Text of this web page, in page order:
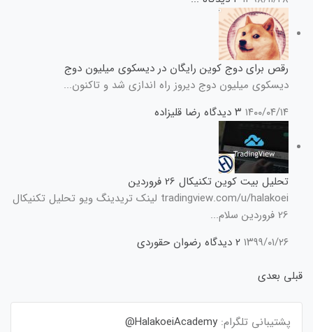
رقص برای دوج کوین رایگان در دیسکوی میلیون دوج
دیسکوی میلیون دوج دیروز راه اندازی شد و تاکنون...
۱۴۰۰/۰۴/۱۴ ۳ دیدگاه رضا قلیزاده
تحلیل بیت کوین تکنیکال 26 فروردین
tradingview.com/u/halakoei لینک تریدینگ ویو تحلیل تکنیکال
26 فروردین سلام...
۱۳۹۹/۰۱/۲۶ ۲ دیدگاه
رضوان حقوردی
قبلی بعدی
پشتیبانی تلگرام: HalakoeiAcademy@